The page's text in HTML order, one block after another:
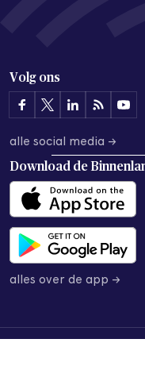
Volg ons
alle social media →
Download de
alles over de app →